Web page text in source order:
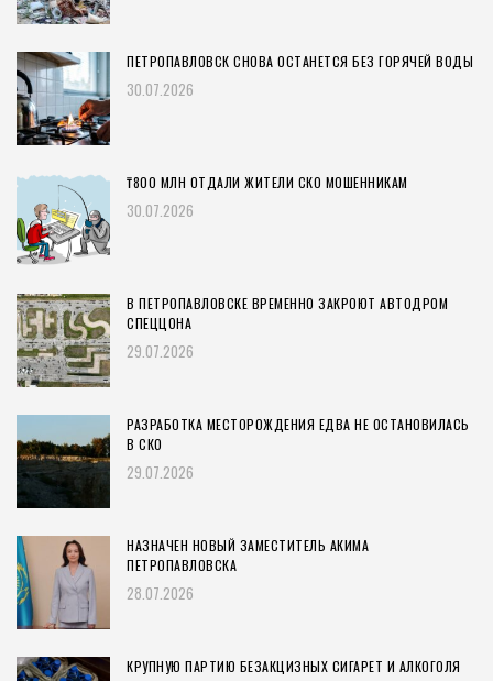
ПЕТРОПАВЛОВСК СНОВА ОСТАНЕТСЯ БЕЗ ГОРЯЧЕЙ ВОДЫ
30.07.2026
₸800 МЛН ОТДАЛИ ЖИТЕЛИ СКО МОШЕННИКАМ
30.07.2026
В ПЕТРОПАВЛОВСКЕ ВРЕМЕННО ЗАКРОЮТ АВТОДРОМ
СПЕЦЦОНА
29.07.2026
РАЗРАБОТКА МЕСТОРОЖДЕНИЯ ЕДВА НЕ ОСТАНОВИЛАСЬ
В СКО
29.07.2026
НАЗНАЧЕН НОВЫЙ ЗАМЕСТИТЕЛЬ АКИМА
ПЕТРОПАВЛОВСКА
28.07.2026
КРУПНУЮ ПАРТИЮ БЕЗАКЦИЗНЫХ СИГАРЕТ И АЛКОГОЛЯ